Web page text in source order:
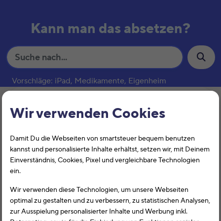
Wir verwenden Cookies
Damit Du die Webseiten von smartsteuer bequem benutzen
kannst und personalisierte Inhalte erhältst, setzen wir, mit Deinem
Einverständnis, Cookies, Pixel und vergleichbare Technologien
ein.
Wir verwenden diese Technologien, um unsere Webseiten
optimal zu gestalten und zu verbessern, zu statistischen Analysen,
zur Ausspielung personalisierter Inhalte und Werbung inkl.
Kann man das absetzen?
S
u
h
Vorschläge: iPad, Medikamente, Eigenheim
Steuerberatung
Kann manSteuerberatungbei der
Steuer absetzen?